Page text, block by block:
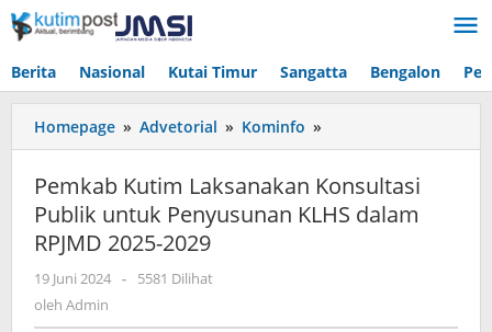
Lewati
ke
Berita Nasional Kutai Timur Sangatta Bengalon
Homepage » Advetorial » Kominfo »
Kutim
Konsultasi
Publik
Pemkab Kutim Laksanakan Konsultasi
Publik untuk Penyusunan KLHS dalam
RPJMD 2025-2029
19 Juni 2024 oleh
-
5581 Dilihat
oleh Admin